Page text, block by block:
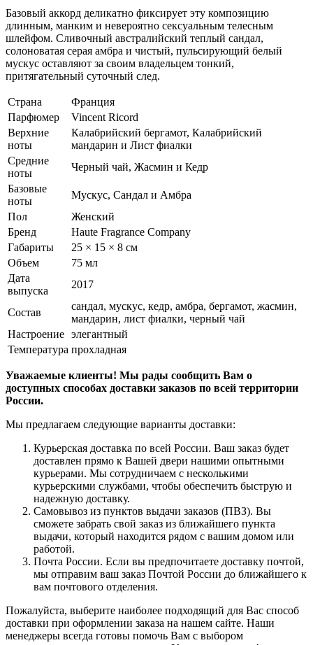
Базовый аккорд деликатно фиксирует эту композицию
длинным, манким и невероятно сексуальным телесным
шлейфом. Сливочный австралийский теплый сандал,
солоноватая серая амбра и чистый, пульсирующий белый
мускус оставляют за своим владельцем тонкий,
притягательный суточный след.
Страна
Франция
Парфюмер
Vincent Ricord
Верхние
ноты
Калабрийский бергамот, Калабрийский
мандарин и Лист фиалки
Средние
ноты
Черный чай, Жасмин и Кедр
Базовые
ноты
Мускус, Сандал и Амбра
Пол
Женский
Бренд
Haute Fragrance Company
Габариты
25 × 15 × 8 см
Объем
75 мл
Дата
выпуска
2017
Состав
сандал, мускус, кедр, амбра, бергамот, жасмин,
мандарин, лист фиалки, черный чай
Настроение элегантный
Температура прохладная
Уважаемые клиенты! Мы рады сообщить Вам о
доступных способах доставки заказов по всей территории
России.
Мы предлагаем следующие варианты доставки:
Курьерская доставка по всей России. Ваш заказ будет
доставлен прямо к Вашей двери нашими опытными
курьерами. Мы сотрудничаем с несколькими
курьерскими службами, чтобы обеспечить быструю и
надежную доставку.
Самовывоз из пунктов выдачи заказов (ПВЗ). Вы
сможете забрать свой заказ из ближайшего пункта
выдачи, который находится рядом с вашим домом или
работой.
Почта России. Если вы предпочитаете доставку почтой,
мы отправим ваш заказ Почтой России до ближайшего к
вам почтового отделения.
Пожалуйста, выберите наиболее подходящий для Вас способ
доставки при оформлении заказа на нашем сайте. Наши
менеджеры всегда готовы помочь Вам с выбором